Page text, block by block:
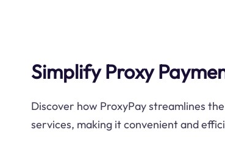
Simplify Proxy
Discover how ProxyPay streamlines
services, making it convenient and